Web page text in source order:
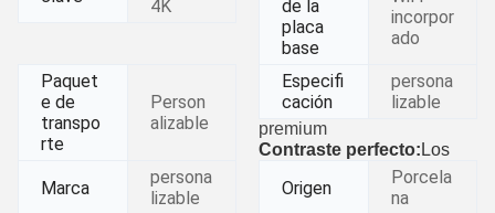
4K
de la
placa
base
incorpor
ado
Paquet
e de
transpo
rte
Person
alizable
Especifi
cación
persona
lizable
Marca
persona
lizable
Origen
Porcela
na
premium
Contraste perfecto:Los